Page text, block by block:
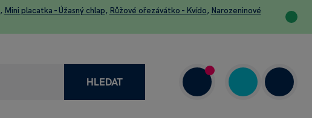
, Mini placatka - Úžasný chlap, Růžové ořezávátko - Kvído, Narozeninové
HLEDAT